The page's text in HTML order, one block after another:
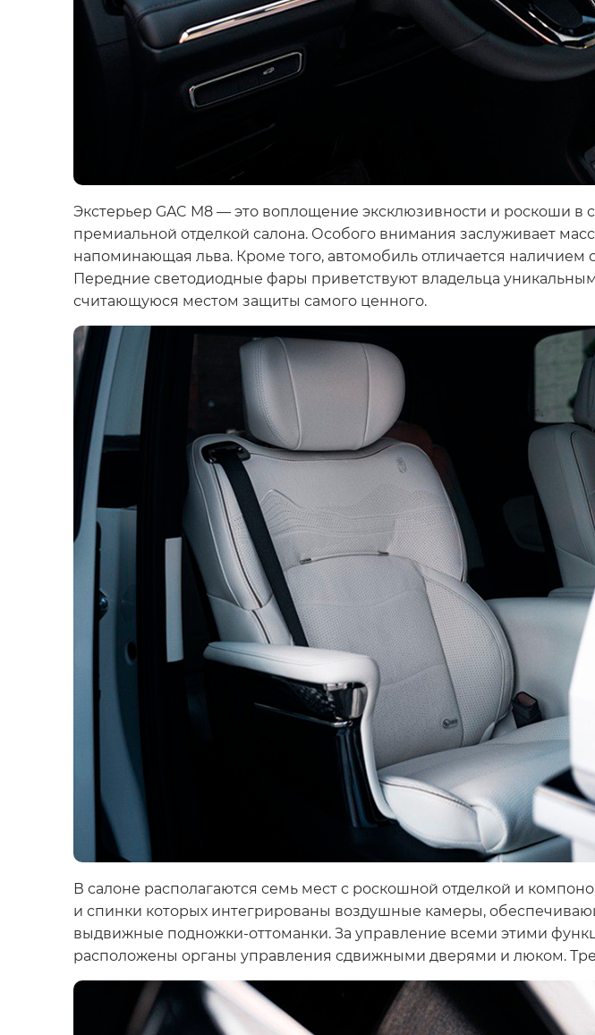
Экстерьер GAC M8 — это воплощение эксклюзивности и роскоши
премиальной отделкой салона. Особого внимания заслуживает
напоминающая льва. Кроме того, автомобиль отличается
Передние светодиодные фары приветствуют владельца
считающуюся местом защиты самого ценного.
В салоне располагаются семь мест с роскошной отделкой и
и спинки которых интегрированы воздушные камеры,
выдвижные подножки-оттоманки. За управление всеми этими
расположены органы управления сдвижными дверями и люком.